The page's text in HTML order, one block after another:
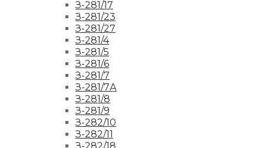
З-281/17
З-281/23
З-281/27
З-281/4
З-281/5
З-281/6
З-281/7
З-281/7А
З-281/8
З-281/9
З-282/10
З-282/11